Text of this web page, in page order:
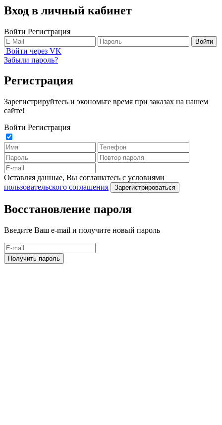
Вход в личный кабинет
Войти Регистрация
Войти
Войти через VK
Забыли пароль?
Регистрация
Зарегистрируйтесь и экономьте время при заказах на нашем
сайте!
Войти Регистрация
Оставляя данные, Вы соглашатесь с условиями
пользовательского соглашения
Зарегистрироваться
Восстановление пароля
Введите Ваш e-mail и получите новый пароль
Получить пароль